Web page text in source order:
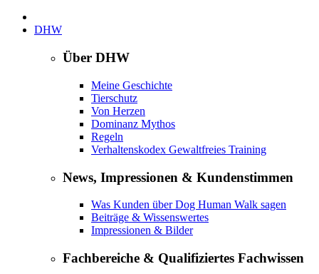
DHW
Über DHW
Meine Geschichte
Tierschutz
Von Herzen
Dominanz Mythos
Regeln
Verhaltenskodex Gewaltfreies Training
News, Impressionen & Kundenstimmen
Was Kunden über Dog Human Walk sagen
Beiträge & Wissenswertes
Impressionen & Bilder
Fachbereiche & Qualifiziertes Fachwissen